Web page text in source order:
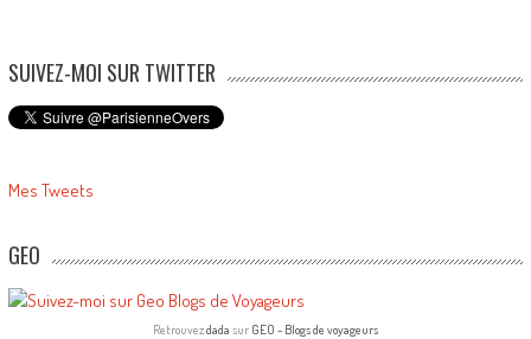
SUIVEZ-MOI SUR TWITTER
Mes Tweets
GEO
Retrouvezdada sur GEO - Blogs de voyageurs